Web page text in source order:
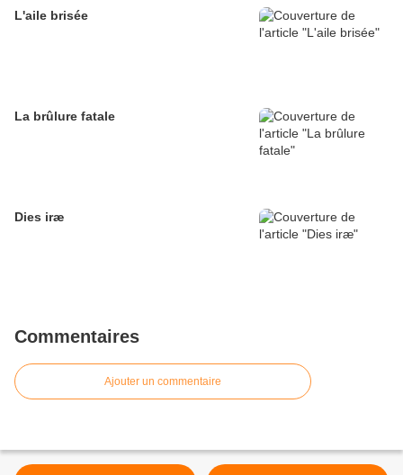
L'aile brisée
La brûlure fatale
Dies iræ
Commentaires
Ajouter un commentaire